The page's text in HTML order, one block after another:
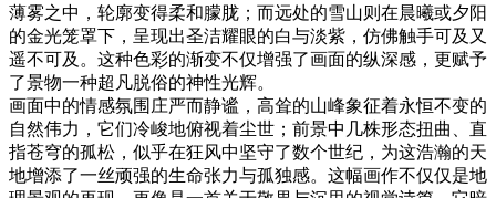
薄雾之中，轮廓变得柔和朦胧；而远处的雪山则在晨曦或夕阳
的金光笼罩下，呈现出圣洁耀眼的白与淡紫，仿佛触手可及又
遥不可及。这种色彩的渐变不仅增强了画面的纵深感，更赋予
了景物一种超凡脱俗的神性光辉。
画面中的情感氛围庄严而静谧，高耸的山峰象征着永恒不变的
自然伟力，它们冷峻地俯视着尘世；前景中几株形态扭曲、直
指苍穹的孤松，似乎在狂风中坚守了数个世纪，为这浩瀚的天
地增添了一丝顽强的生命张力与孤独感。这幅画作不仅仅是地